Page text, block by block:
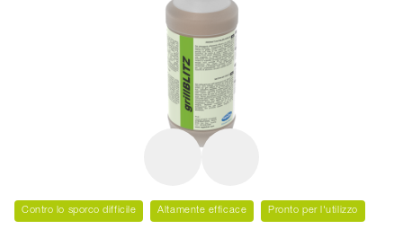
Contro lo sporco difficile Altamente efficace Pronto per l'utilizzo